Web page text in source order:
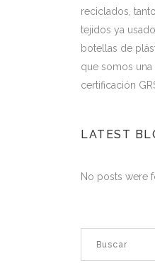
reciclados,
tejidos ya
botellas de
que somos
certificación
LATEST
No posts were